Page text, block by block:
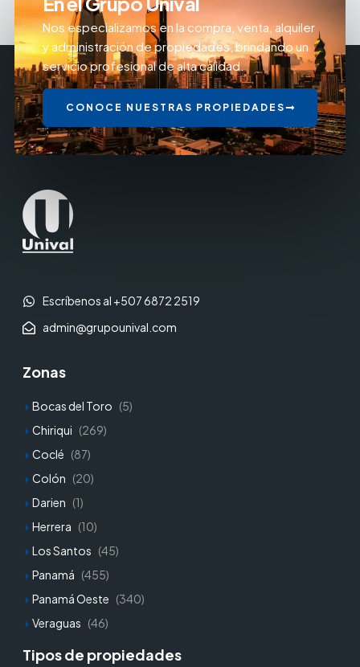
Nos especializamos en la compra, venta, alquiler
y administración de propiedades, brindando un
servicio profesional de alta calidad.
CONOCE NUESTRAS PROPIEDADES
Escríbenos al +507 6872 2519
admin@grupounival.com
Zonas
Bocas del Toro (5)
Chiriqui (269)
Coclé (87)
Colón (20)
Darien (1)
Herrera (10)
Los Santos (45)
Panamá (455)
Panamá Oeste (340)
Veraguas (46)
Tipos de propiedades